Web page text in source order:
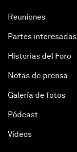
Reuniones
Partes interesadas
Historias del Foro
Notas de prensa
Galería de fotos
Pódcast
Vídeos